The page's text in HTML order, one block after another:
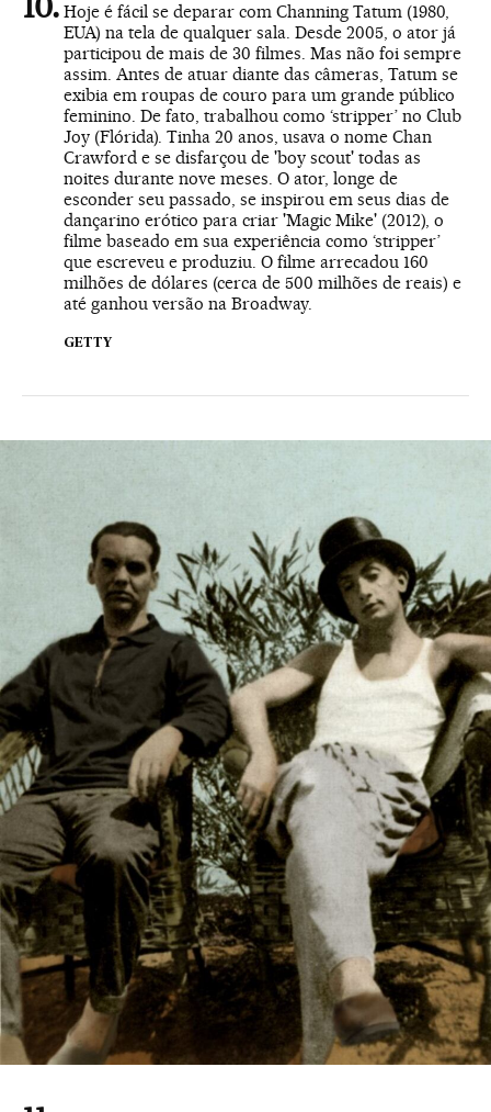
Hoje é fácil se deparar com Channing Tatum (1980,
EUA) na tela de qualquer sala. Desde 2005, o ator já
participou de mais de 30 filmes. Mas não foi sempre
assim. Antes de atuar diante das câmeras, Tatum se
exibia em roupas de couro para um grande público
feminino. De fato, trabalhou como ‘stripper’ no Club
Joy (Flórida). Tinha 20 anos, usava o nome Chan
Crawford e se disfarçou de 'boy scout' todas as
noites durante nove meses. O ator, longe de
esconder seu passado, se inspirou em seus dias de
dançarino erótico para criar 'Magic Mike' (2012), o
filme baseado em sua experiência como ‘stripper’
que escreveu e produziu. O filme arrecadou 160
milhões de dólares (cerca de 500 milhões de reais) e
até ganhou versão na Broadway.
GETTY